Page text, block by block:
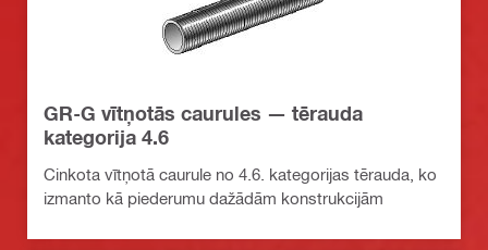
GR-G vītņotās caurules — tērauda
kategorija 4.6
Cinkota vītņotā caurule no 4.6. kategorijas tērauda, ko
izmanto kā piederumu dažādām konstrukcijām